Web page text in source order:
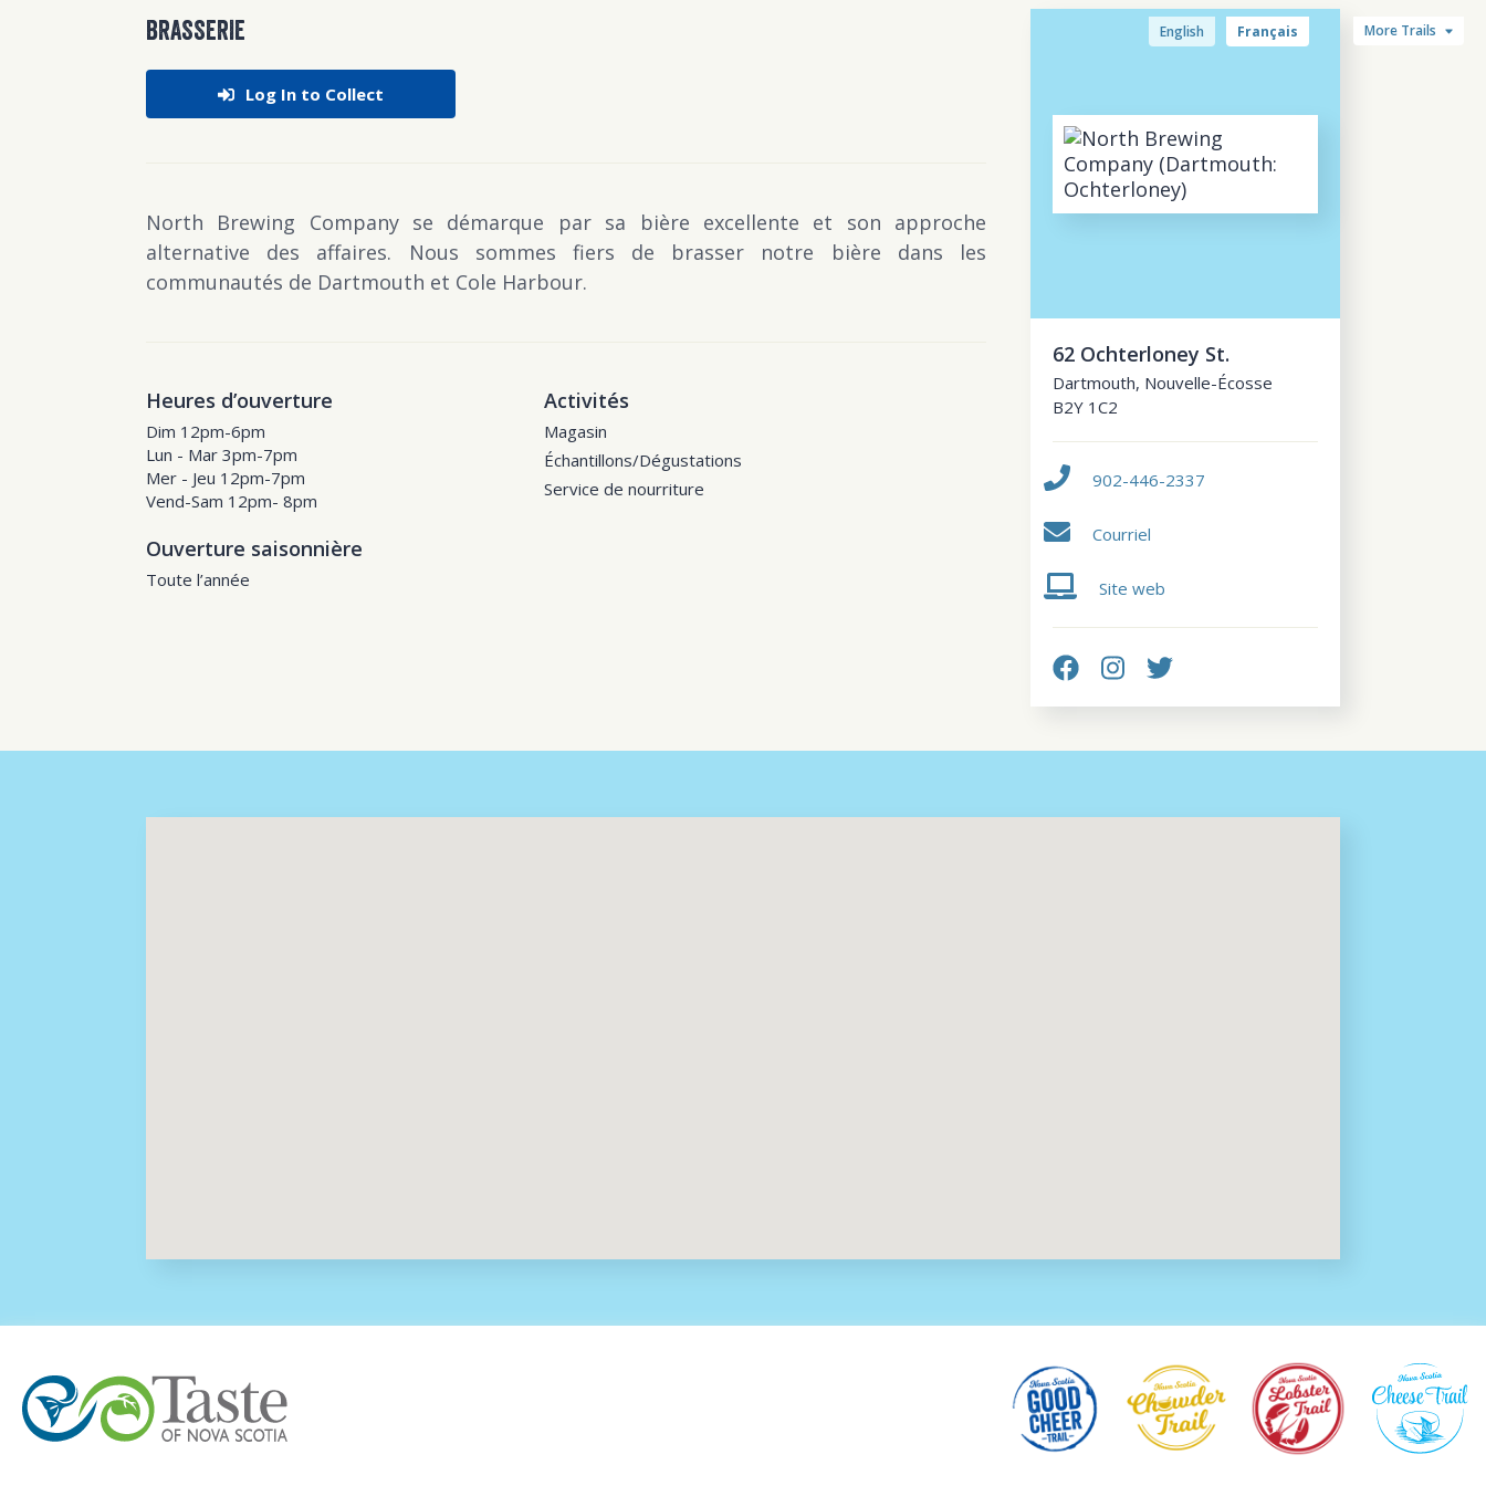
English Français More Trails
BRASSERIE
Log In to Collect
62 Ochterloney St.
Dartmouth, Nouvelle-Écosse
B2Y 1C2
902-446-2337
Courriel
Site web
North Brewing Company se démarque par sa bière excellente et son approche
alternative des affaires. Nous sommes fiers de brasser notre bière dans les
communautés de Dartmouth et Cole Harbour.
Heures d’ouverture
Dim 12pm-6pm
Lun - Mar 3pm-7pm
Mer - Jeu 12pm-7pm
Vend-Sam 12pm- 8pm
Activités
Magasin
Échantillons/Dégustations
Service de nourriture
Ouverture saisonnière
Toute l’année